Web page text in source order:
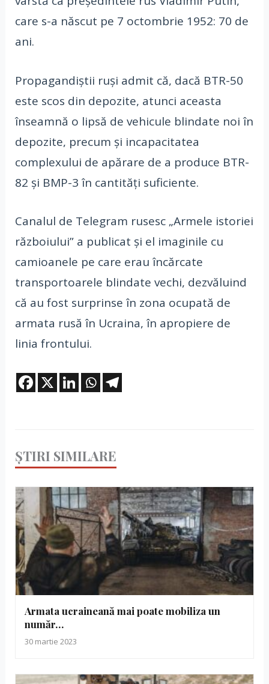
care s-a născut pe 7 octombrie 1952: 70 de
ani.
Propagandiștii ruși admit că, dacă BTR-50
este scos din depozite, atunci aceasta
înseamnă o lipsă de vehicule blindate noi în
depozite, precum și incapacitatea
complexului de apărare de a produce BTR-
82 și BMP-3 în cantități suficiente.
Canalul de Telegram rusesc „Armele istoriei
războiului” a publicat și el imaginile cu
camioanele pe care erau încărcate
transportoarele blindate vechi, dezvăluind
că au fost surprinse în zona ocupată de
armata rusă în Ucraina, în apropiere de
linia frontului.
ȘTIRI SIMILARE
Armata ucraineană mai poate mobiliza un
număr…
30 martie 2023